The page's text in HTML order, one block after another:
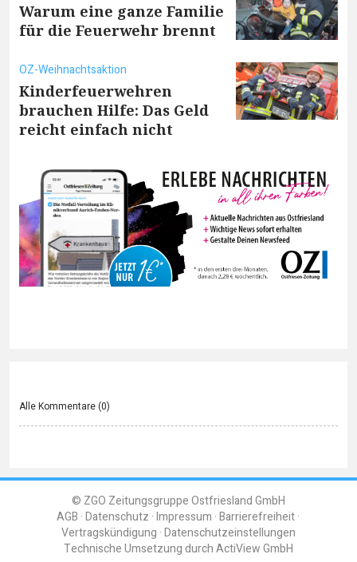
Warum eine ganze Familie
für die Feuerwehr brennt
OZ-Weihnachtsaktion
Kinderfeuerwehren
brauchen Hilfe: Das Geld
reicht einfach nicht
Alle Kommentare (0)
© ZGO Zeitungsgruppe Ostfriesland GmbH
AGB Datenschutz Impressum Barrierefreiheit
Vertragskündigung Datenschutzeinstellungen
Technische Umsetzung durchActiView GmbH